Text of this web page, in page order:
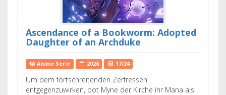
Ascendance of a Bookworm: Adopted
Daughter of an Archduke
Anime Serie 2026 17/24
Um dem fortschreitenden Zerfressen
entgegenzuwirken, bot Myne der Kirche ihr Mana als